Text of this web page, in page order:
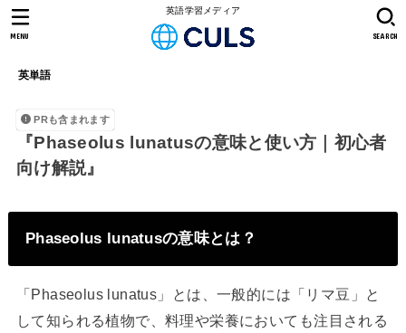
英語学習メディア
英単語
SEARCH
MENU
PRも含まれます
『Phaseolus lunatusの意味と使い方｜初心者
向け解説』
Phaseolus lunatusの意味とは？
「Phaseolus lunatus」とは、一般的には「リマ豆」と
して知られる植物で、料理や栄養においても注目される